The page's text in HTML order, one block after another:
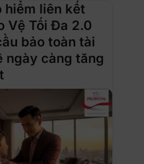
hiểm liên kết
Vệ Tối Đa 2.0
bảo toàn tài
ngày càng tăng